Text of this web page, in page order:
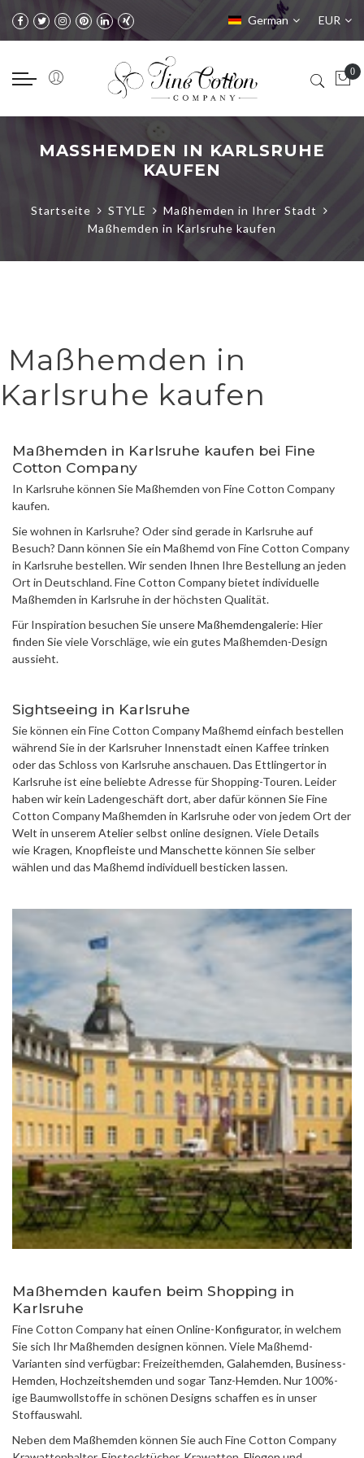
German
EUR
MASSHEMDEN IN KARLSRUHE K
AUFEN
Startseite STYLE
Maßhemden in Ihrer Stadt
Maßhemden in Karlsruhe kaufen
Maßhemden in
Karlsruhe kaufen
Maßhemden in Karlsruhe kaufen bei Fine
Cotton Company
In Karlsruhe können Sie Maßhemden von Fine Cotton Company
kaufen.
Sie wohnen in Karlsruhe? Oder sind gerade in Karlsruhe auf
Besuch? Dann können Sie ein Maßhemd von Fine Cotton Company
in Karlsruhe bestellen. Wir senden Ihnen Ihre Bestellung an jeden
Ort in Deutschland. Fine Cotton Company bietet individuelle
Maßhemden in Karlsruhe in der höchsten Qualität.
Für Inspiration besuchen Sie unsereMaßhemdengalerie: Hier
finden Sie viele Vorschläge, wie ein gutes Maßhemden-Design
aussieht.
Sightseeing in Karlsruhe
Sie können ein Fine Cotton Company Maßhemd einfach bestellen
während Sie in der Karlsruher Innenstadt einen Kaffee trinken
oder das Schloss von Karlsruhe anschauen. Das Ettlingertor in
Karlsruhe ist eine beliebte Adresse für Shopping-Touren. Leider
haben wir kein Ladengeschäft dort, aber dafür können Sie Fine
Cotton Company Maßhemden in Karlsruhe oder von jedem Ort der
Welt in unserem Atelier selbst online designen. Viele Details
wie Kragen, Knopfleisteund Manschettekönnen Sie selber
wählen und das Maßhemd individuell besticken lassen.
Maßhemden kaufen beim Shopping in
Karlsruhe
Fine Cotton Company hat einen Online-Konfigurator, in welchem
Sie sich Ihr Maßhemden designen können. Viele Maßhemd-
Varianten sind verfügbar: Freizeithemden, Galahemden, Business-
Hemden, Hochzeitshemden und sogar Tanz-Hemden. Nur 100%-
ige Baumwollstoffe in schönen Designs schaffen es in unser
Stoffauswahl.
Neben dem Maßhemden können Sie auch Fine Cotton Company